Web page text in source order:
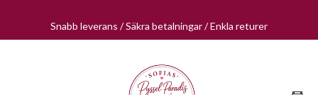
Snabb leverans / Säkra betalningar / Enkla returer